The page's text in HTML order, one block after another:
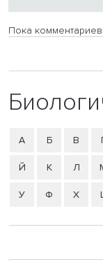
Пока
А Б В
Й К Л
У Ф Х